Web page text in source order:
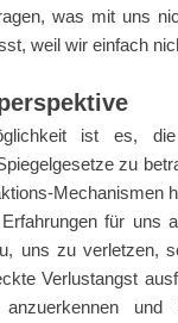
was mit uns
weil wir einfach
ist es,
zu
Mechanismen
für uns
uns zu verletzen,
Verlustangst
anzuerkennen